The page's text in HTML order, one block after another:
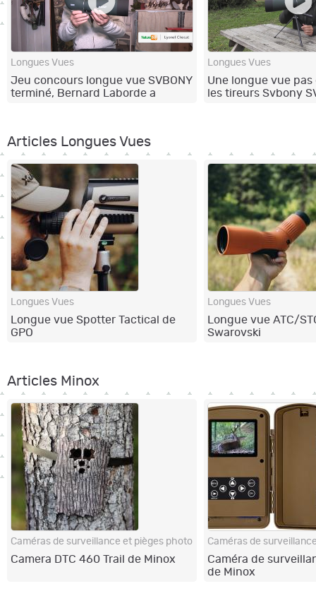
Longues Vues
Jeu concours longue vue SVBONY
terminé, Bernard Laborde a
Longues Vues
Une longue vue
les tireurs Svbony
Articles Longues Vues
Longues Vues
Longue vue Spotter Tactical de
GPO
Longues Vues
Longue vue ATC/
Swarovski
Articles Minox
Caméras de surveillance et pièges photo
Camera DTC 460 Trail de Minox
Caméras de
Caméra de
de Minox